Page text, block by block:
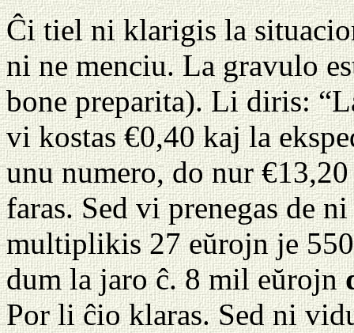
Ĉi tiel ni klarigis la
ni ne menciu. La gravulo
bone preparita). Li diris:
vi kostas €0,40 kaj la
unu numero, do nur
faras. Sed vi prenegas de
multiplikis 27 eŭrojn je
dum la jaro ĉ. 8 mil eŭrojn
Por li ĉio klaras. Sed ni